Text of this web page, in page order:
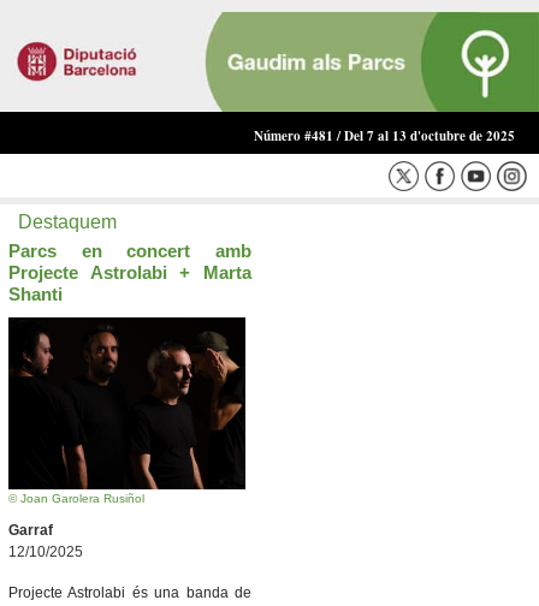
Número #481 / Del 7 al 13 d'octubre de 2025
Destaquem
Parcs en concert amb
Projecte Astrolabi + Marta
Shanti
© Joan Garolera Rusiñol
Garraf
12/10/2025
Projecte Astrolabi és una banda de